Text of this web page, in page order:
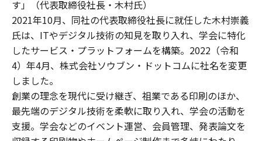
す」（代表取締役社長・木村氏）
2021年10月、同社の代表取締役社長に就任した木村崇義
氏は、ITやデジタル技術の知見を取り入れ、学会に特化
したサービス・プラットフォームを構築。2022（令和
4）年4月、株式会社ソウブン・ドットコムに社名を変更
しました。
創業の理念を現代に受け継ぎ、祖業である印刷のほか、
最先端のデジタル技術を柔軟に取り入れ、学会の活動を
支援。学会などのイベント運営、会員管理、発表論文を